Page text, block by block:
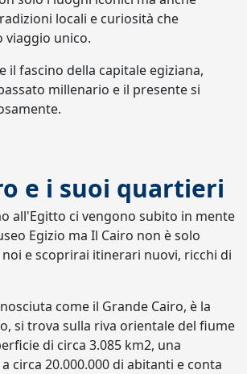
locali e curiosità che
viaggio unico.
il fascino della capitale egiziana,
millenario e il presente si
e i suoi quartieri
all'Egitto ci vengono subito in mente
Egizio ma Il Cairo non è solo
e scoprirai itinerari nuovi, ricchi di
come il Grande Cairo, è la
si trova sulla riva orientale del fiume
di circa 3.085 km2, una
circa 20.000.000 di abitanti e conta